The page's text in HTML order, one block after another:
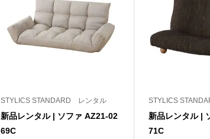
STYLICS STANDARD レンタル
新品レンタル | ソファ AZ21-02
69C
STYLICS
新品レンタル |
71C